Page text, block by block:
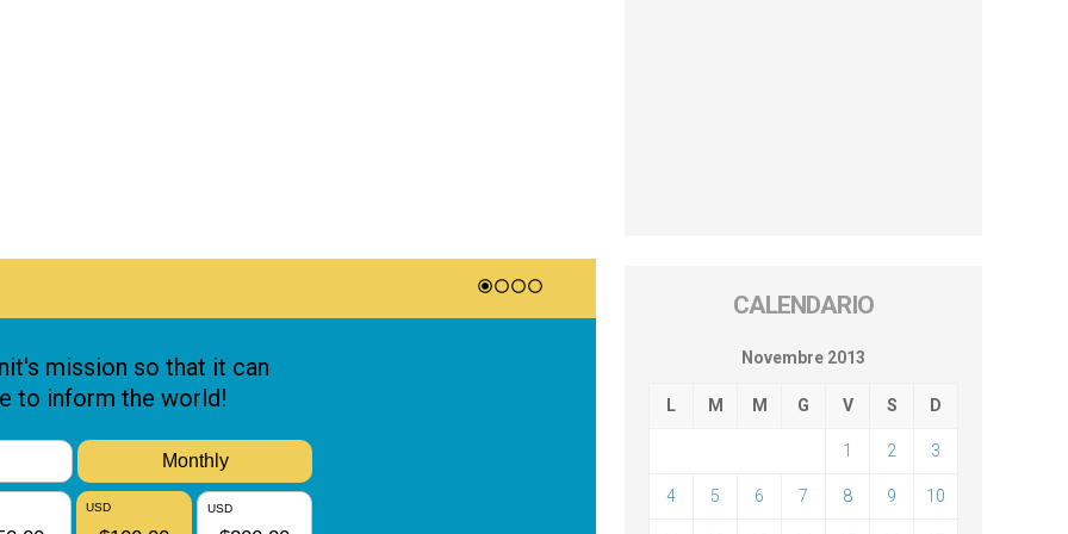
CALENDARIO
Novembre 2013
L M M G V S D
1 2 3
4 5 6 7 8 9 10